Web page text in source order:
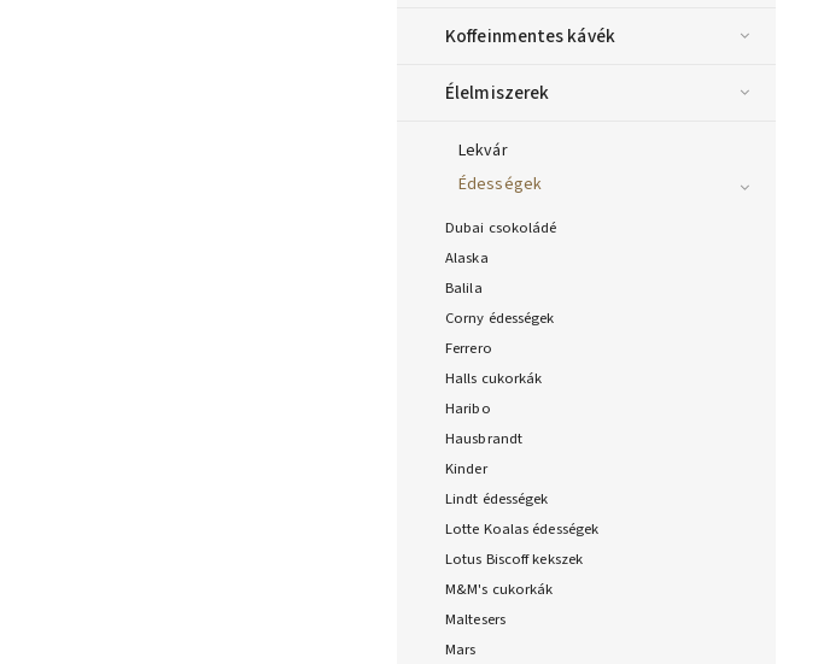
Koffeinmentes kávék
Élelmiszerek
Lekvár
Édességek
Dubai csokoládé
Alaska
Balila
Corny édességek
Ferrero
Halls cukorkák
Haribo
Hausbrandt
Kinder
Lindt édességek
Lotte Koalas édességek
Lotus Biscoff kekszek
M&M's cukorkák
Maltesers
Mars